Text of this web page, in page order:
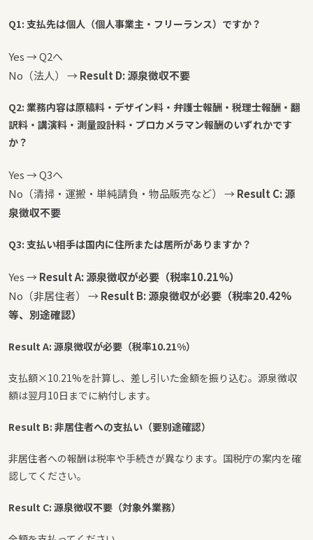
Q1: 支払先は個人（個人事業主・フリーランス）ですか？
Yes → Q2へ
No（法人） →Result D: 源泉徴収不要
Q2: 業務内容は原稿料・デザイン料・弁護士報酬・税理士報酬・翻
訳料・講演料・測量設計料・プロカメラマン報酬のいずれかです
か？
Yes → Q3へ
No（清掃・運搬・単純請負・物品販売など） →Result C: 源
泉徴収不要
Q3: 支払い相手は国内に住所または居所がありますか？
Yes →Result A: 源泉徴収が必要（税率10.21%）
No（非居住者） →Result B: 源泉徴収が必要（税率20.42%
等、別途確認）
Result A: 源泉徴収が必要（税率10.21%）
支払額×10.21%を計算し、差し引いた金額を振り込む。源泉徴収
額は翌月10日までに納付します。
Result B: 非居住者への支払い（要別途確認）
非居住者への報酬は税率や手続きが異なります。国税庁の案内を確
認してください。
Result C: 源泉徴収不要（対象外業務）